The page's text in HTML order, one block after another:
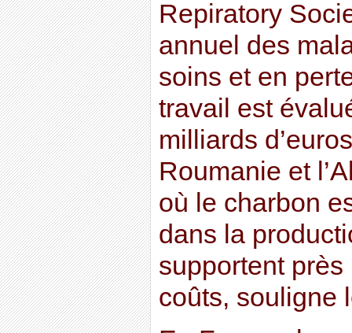
Repiratory
annuel des
soins et en
travail est
milliards
Roumanie et
où le charbon
dans la
supportent
coûts, souligne